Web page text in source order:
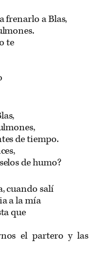
frenarlo a Blas,
te
de tiempo.
de humo?
cuando salí
a la mía
que
el partero y las